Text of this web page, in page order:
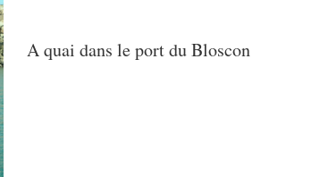
A quai dans le port du Bloscon